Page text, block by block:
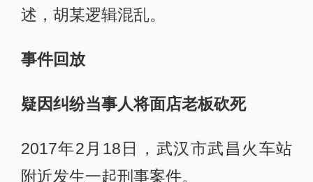
述，胡某逻辑混乱。
事件回放
疑因纠纷当事人将面店老板砍死
2017年2月18日，武汉市武昌火车站
附近发生一起刑事案件。